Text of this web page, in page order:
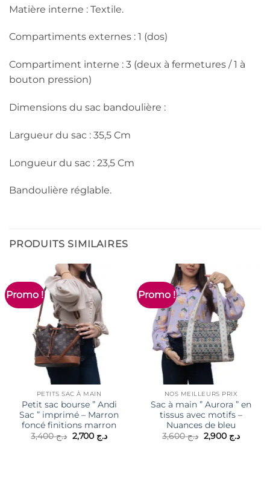
Matière interne : Textile.
Compartiments externes : 1 (dos)
Compartiment interne : 3 (deux à fermetures / 1 à
bouton pression)
Dimensions du sac bandoulière :
Largueur du sac : 35,5 Cm
Longueur du sac : 23,5 Cm
Bandoulière réglable.
PRODUITS SIMILAIRES
Promo !
PETITS SAC À MAIN
Petit sac bourse ” Andi
Sac ” imprimé – Marron
foncé finitions marron
د.ج3,400
Le
prix
د.ج 2,700
Le
Promo !
NOS MEILLEURS PRIX
Sac à main ” Aurora ” en
tissus avec motifs –
Nuances de bleu
د.ج3,600
Le
prix
د.ج 2,900
Le